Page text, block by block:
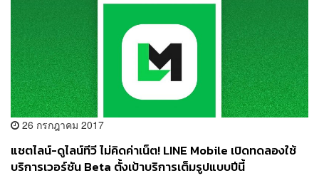
26 กรกฎาคม 2017
แชตไลน์-ดูไลน์ทีวี ไม่คิดค่าเน็ต! LINE Mobile เปิดทดลองใช้
บริการเวอร์ชัน Beta ตั้งเป้าบริการเต็มรูปแบบปีนี้